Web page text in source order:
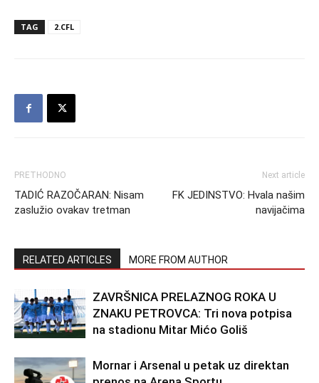
TAG 2.CFL
PRETHODNO
TADIĆ RAZOČARAN: Nisam
zaslužio ovakav tretman
Next article
FK JEDINSTVO: Hvala našim
navijačima
RELATED ARTICLES MORE FROM AUTHOR
ZAVRŠNICA PRELAZNOG ROKA U
ZNAKU PETROVCA: Tri nova potpisa
na stadionu Mitar Mićo Goliš
Mornar i Arsenal u petak uz direktan